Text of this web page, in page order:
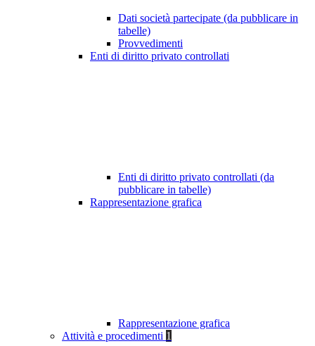
Dati società partecipate (da pubblicare in
tabelle)
Provvedimenti
Enti di diritto privato controllati
Enti di diritto privato controllati (da
pubblicare in tabelle)
Rappresentazione grafica
Rappresentazione grafica
Attività e procedimenti 1